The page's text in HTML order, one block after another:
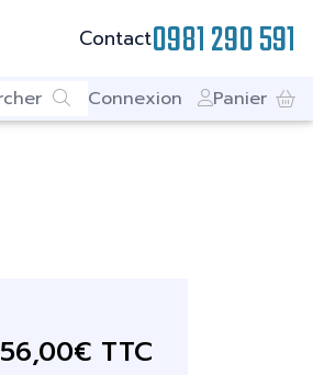
Contact0981 290 591
Connexion Panier
56,00€ TTC